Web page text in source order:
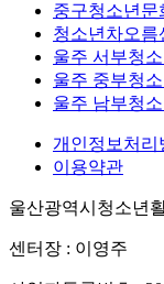
중구청소년문
청소년차오름
울주 서부청
울주 중부청
울주 남부청
개인정보처리
이용약관
울산광역시청소년
센터장 : 이영주